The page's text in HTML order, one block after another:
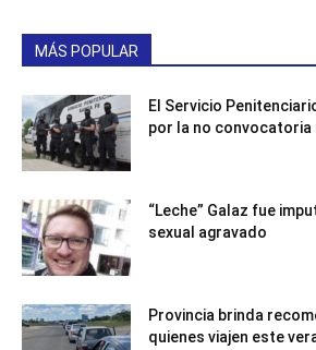
MÁS POPULAR
El Servicio
por la no convocatoria
“Leche” Galaz fue
sexual agravado
Provincia brinda
quienes viajen este